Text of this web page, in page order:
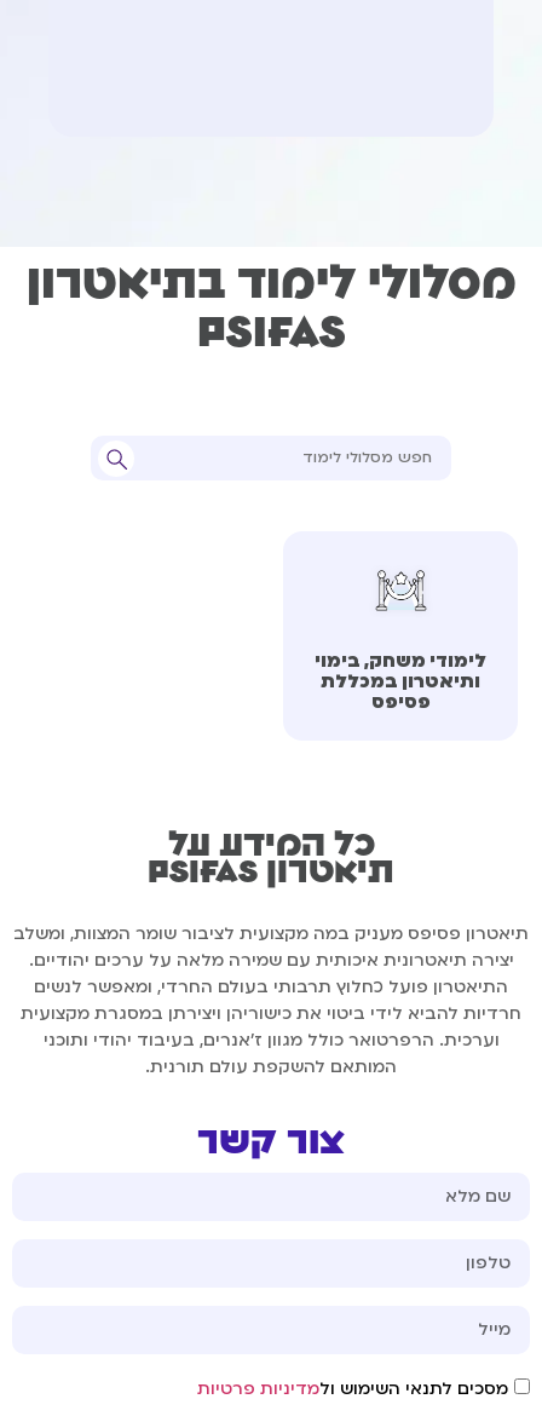
מסלולי לימוד בתיאטרון
Psifas
לימודי משחק, בימוי
ותיאטרון במכללת
פסיפס
כל המידע על
תיאטרון Psifas
תיאטרון פסיפס מעניק במה מקצועית לציבור שומר המצוות, ומשלב
יצירה תיאטרונית איכותית עם שמירה מלאה על ערכים יהודיים.
התיאטרון פועל כחלוץ תרבותי בעולם החרדי, ומאפשר לנשים
חרדיות להביא לידי ביטוי את כישוריהן ויצירתן במסגרת מקצועית
וערכית. הרפרטואר כולל מגוון ז’אנרים, בעיבוד יהודי ותוכני
המותאם להשקפת עולם תורנית.
צור קשר
מסכים לתנאי השימוש ולמדיניות פרטיות